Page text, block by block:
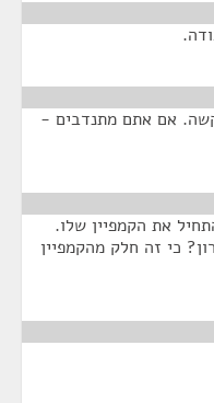
אם אתם מתנדבים -
את הקמפיין שלו.
כי זה חלק מהקמפיין